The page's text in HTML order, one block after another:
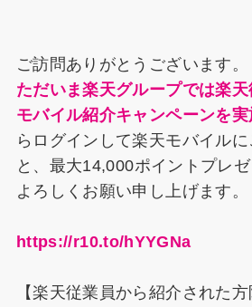
o
o
k
s
n
y
ご訪問ありがとうございます。
ただいま楽天グループでは楽
モバイル紹介キャンペーンを実
らログインして楽天モバイルに
と、最大14,000ポイントプレ
よろしくお願い申し上げます。
https://r10.to/hYYGNa
【楽天従業員から紹介された